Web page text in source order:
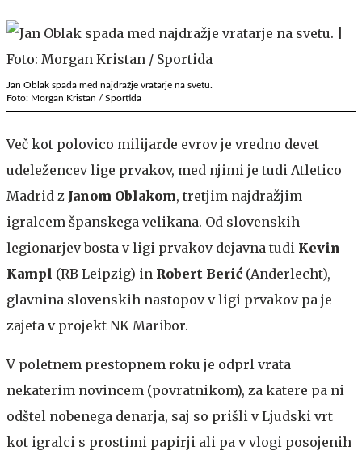
Jan Oblak spada med najdražje vratarje na svetu.
Foto: Morgan Kristan / Sportida
Več kot polovico milijarde evrov je vredno devet
udeležencev lige prvakov, med njimi je tudi Atletico
Madrid z Janom Oblakom, tretjim najdražjim
igralcem španskega velikana. Od slovenskih
legionarjev bosta v ligi prvakov dejavna tudi Kevin
Kampl (RB Leipzig) in Robert Berić (Anderlecht),
glavnina slovenskih nastopov v ligi prvakov pa je
zajeta v projekt NK Maribor.
V poletnem prestopnem roku je odprl vrata
nekaterim novincem (povratnikom), za katere pa ni
odštel nobenega denarja, saj so prišli v Ljudski vrt
kot igralci s prostimi papirji ali pa v vlogi posojenih